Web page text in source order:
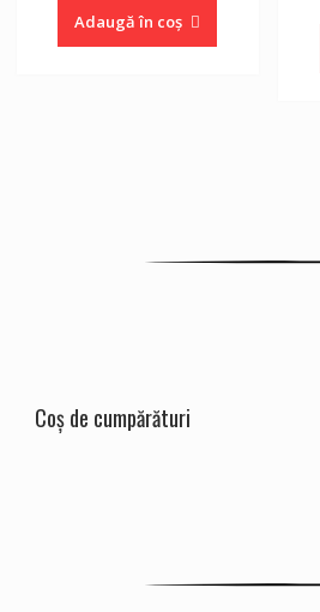
Adaugă în coș
Coș de cumpărături